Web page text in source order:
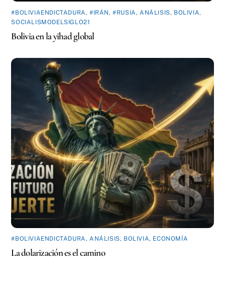
#BOLIVIAENDICTADURA ,#IRÁN ,#RUSIA , ANÁLISIS, BOLIVIA,
SOCIALISMODELSIGLO21
Bolivia en la yihad global
#BOLIVIAENDICTADURA,ANÁLISIS, BOLIVIA, ECONOMÍA
La dolarización es el camino